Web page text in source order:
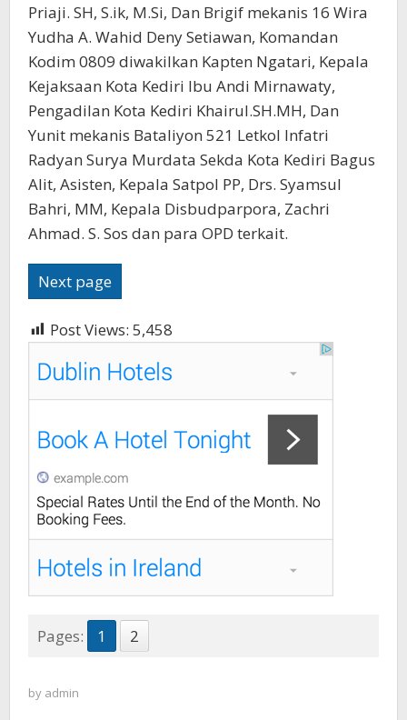
Priaji. SH, S.ik, M.Si, Dan Brigif mekanis 16 Wira
Yudha A. Wahid Deny Setiawan, Komandan
Kodim 0809 diwakilkan Kapten Ngatari, Kepala
Kejaksaan Kota Kediri Ibu Andi Mirnawaty,
Pengadilan Kota Kediri Khairul.SH.MH, Dan
Yunit mekanis Bataliyon 521 Letkol Infatri
Radyan Surya Murdata Sekda Kota Kediri Bagus
Alit, Asisten, Kepala Satpol PP, Drs. Syamsul
Bahri, MM, Kepala Disbudparpora, Zachri
Ahmad. S. Sos dan para OPD terkait.
Next page
Post Views: 5,458
Pages: 1 2
by admin